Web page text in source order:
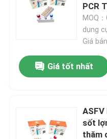
PCR
MOQ
dụng
Giá
Giá tốt nhất
sốt
thăm